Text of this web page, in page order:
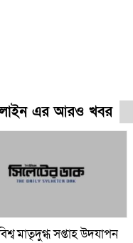
এর আরও খবর
মাতৃদুগ্ধ সপ্তাহ উদযাপন